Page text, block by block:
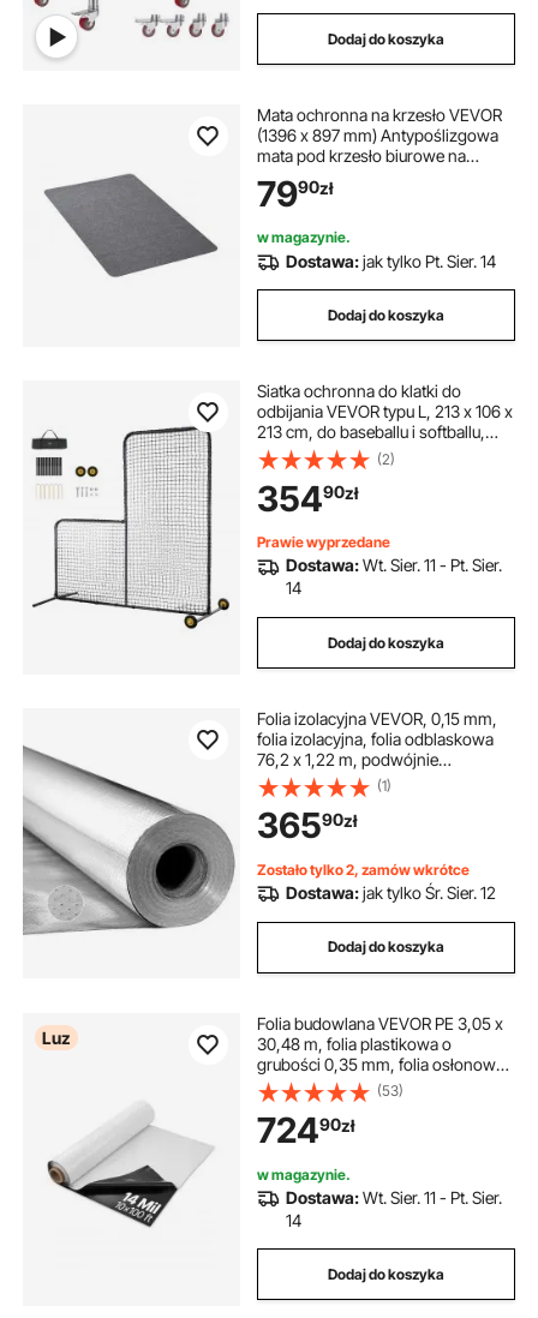
Dodaj do koszyka
Mata ochronna na krzesło VEVOR
(1396 x 897 mm) Antypoślizgowa
mata pod krzesło biurowe na
twarde podłogi, dywanik pod
krzesło dla osób poruszających się
dywanik pod biurko do biura
domowego (ciemnoszary)
7990zł
w magazynie.
Dostawa:jak tylko Pt. Sier. 14
Dodaj do koszyka
Siatka ochronna do klatki do
odbijania VEVOR typu L, 213 x 106 x
213 cm, do baseballu i softballu,
przenośna siatka ochronna do
odbijania z ochraniaczem, torbą
transportową i kółkami, siatka do
rzucania piłką do softballu, czarna
(2)
35490zł
Prawie wyprzedane
Dostawa:Wt. Sier. 11 - Pt. Sier.
14
Dodaj do koszyka
Folia izolacyjna VEVOR, 0,15 mm,
folia izolacyjna, folia odblaskowa
76,2 x 1,22 m, podwójnie
odblaskowa izolacja cieplna z folii
aluminiowej, folia termiczna, rolka
izolacji cieplnej do okien, dachów
kamperów
(1)
36590zł
Zostało tylko 2, zamów wkrótce
Dostawa:jak tylko Śr. Sier. 12
Dodaj do koszyka
Luz
Folia budowlana VEVOR PE 3,05 x
30,48 m, folia plastikowa o
grubości 0,35 mm, folia osłonowa,
folia wylewkowa, folia osłonowa z
tworzywa sztucznego, plandeka
malarska do paroizolacji
przestrzeni podpodłogowej,
czarno-biała, dwustronna,
wielofunkcyjna
(53)
72490zł
w magazynie.
Dostawa:Wt. Sier. 11 - Pt. Sier.
14
Dodaj do koszyka